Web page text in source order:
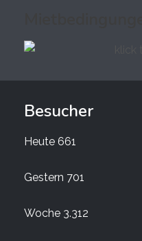
Besucher
Heute 661
Gestern 701
Woche 3.312